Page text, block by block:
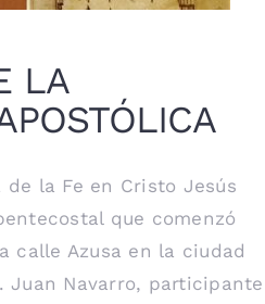
LA
de la Fe en Cristo Jesús
que comenzó
calle Azusa en la ciudad
Juan Navarro, participante